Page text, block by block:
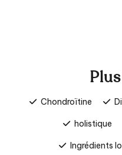
Chondroïtine
holistique
Ingrédients